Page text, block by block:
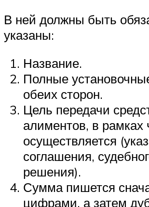
В ней должны быть
указаны:
Название.
Полные
обеих сторон.
Цель передачи
алиментов, в рамках
осуществляется
соглашения,
решения).
Сумма пишется
цифрами, а затем